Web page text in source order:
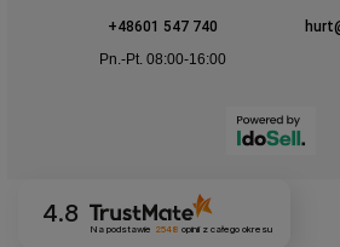
+48601 547 740
Pn.-Pt. 08:00-16:00
4.8
Na podstawie 2548 opinii z całego okresu